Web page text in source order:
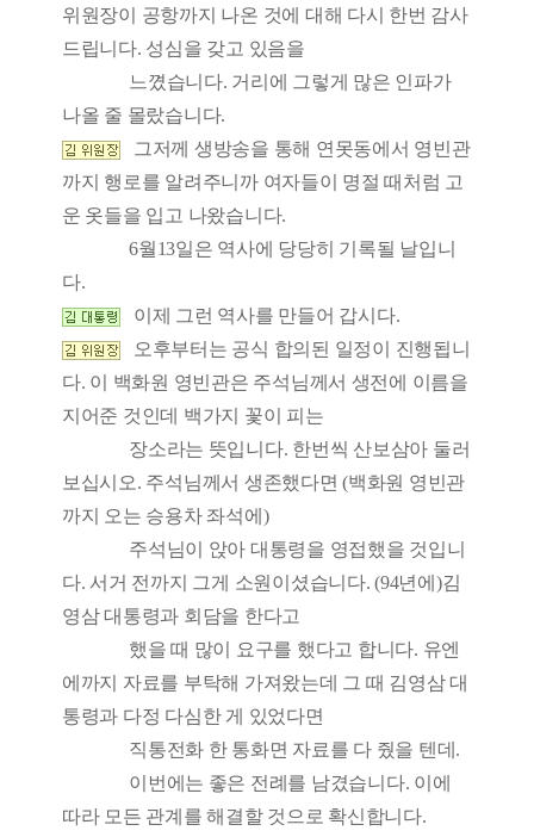
위원장이 공항까지 나온 것에 대해 다시 한번 감사
드립니다. 성심을 갖고 있음을
느꼈습니다. 거리에 그렇게 많은 인파가
나올 줄 몰랐습니다.
그저께 생방송을 통해 연못동에서 영빈관
까지 행로를 알려주니까 여자들이 명절 때처럼 고
운 옷들을 입고 나왔습니다.
6월13일은 역사에 당당히 기록될 날입니
다.
이제 그런 역사를 만들어 갑시다.
오후부터는 공식 합의된 일정이 진행됩니
다. 이 백화원 영빈관은 주석님께서 생전에 이름을
지어준 것인데 백가지 꽃이 피는
장소라는 뜻입니다. 한번씩 산보삼아 둘러
보십시오. 주석님께서 생존했다면 (백화원 영빈관
까지 오는 승용차 좌석에)
주석님이 앉아 대통령을 영접했을 것입니
다. 서거 전까지 그게 소원이셨습니다. (94년에)김
영삼 대통령과 회담을 한다고
했을 때 많이 요구를 했다고 합니다. 유엔
에까지 자료를 부탁해 가져왔는데 그 때 김영삼 대
통령과 다정 다심한 게 있었다면
직통전화 한 통화면 자료를 다 줬을 텐데.
이번에는 좋은 전례를 남겼습니다. 이에
따라 모든 관계를 해결할 것으로 확신합니다.